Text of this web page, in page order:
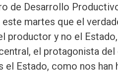
de Desarrollo
este martes que el
productor y no el
el protagonista
el Estado, como nos han